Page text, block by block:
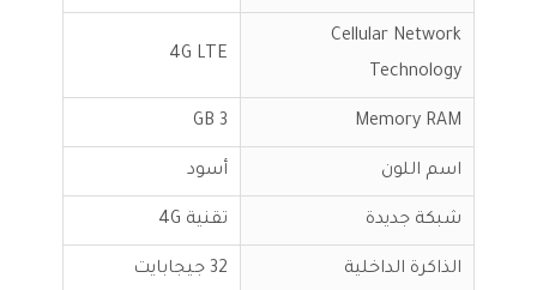
Cellular Network
Technology
4G LTE
Memory RAM
3 GB
اسم اللون أسود
شبكة جديدة تقنية 4G
الذاكرة الداخلية 32 جيجابايت